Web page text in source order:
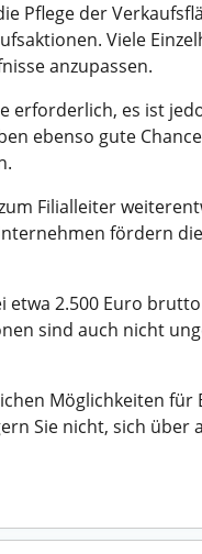
Pflege der
Viele
anzupassen.
erforderlich, es ist
ebenso gute
Filialleiter
fördern
2.500 Euro
sind auch nicht
Möglichkeiten
Sie nicht, sich über